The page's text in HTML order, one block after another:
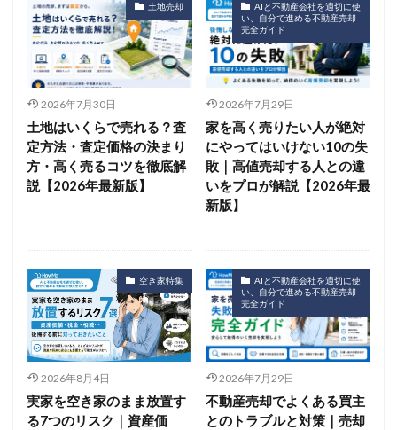
土地売却
2026年7月30日
土地はいくらで売れる？査
定方法・査定価格の決まり
方・高く売るコツを徹底解
説【2026年最新版】
AIと不動産会社を適切に使
い、自分で進める不動産売却
完全ガイド
2026年7月29日
家を高く売りたい人が絶対
にやってはいけない10の失
敗｜高値売却する人との違
いをプロが解説【2026年最
新版】
空き家特集
2026年8月4日
実家を空き家のまま放置す
る7つのリスク｜資産価
AIと不動産会社を適切に使
い、自分で進める不動産売却
完全ガイド
2026年7月29日
不動産売却でよくある買主
とのトラブルと対策｜売却